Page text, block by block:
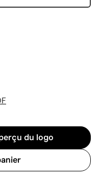
du logo